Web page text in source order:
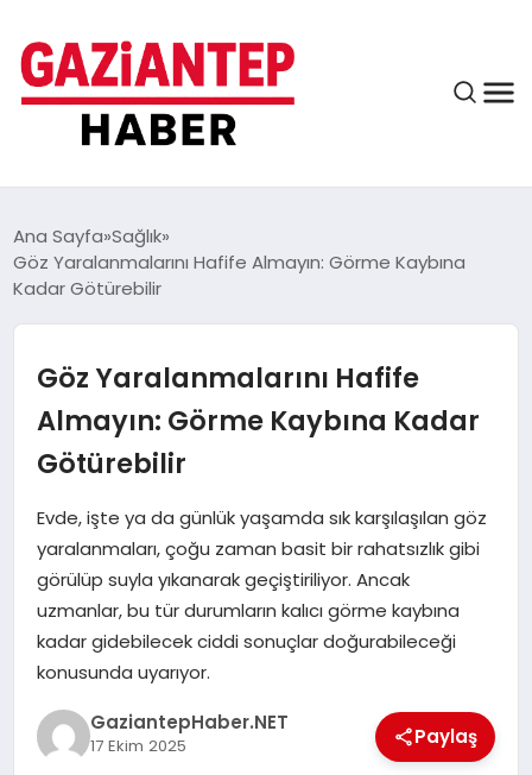
ASAYIŞ
EĞITIM
FINANS
MAGAZIN
SPOR
SIYASET
Ana Sayfa Sağlık
Göz Yaralanmalarını Hafife Almayın: Görme Kaybına
Kadar Götürebilir
Göz Yaralanmalarını Hafife
Almayın: Görme Kaybına Kadar
Götürebilir
Evde, işte ya da günlük yaşamda sık karşılaşılan göz
yaralanmaları, çoğu zaman basit bir rahatsızlık gibi
görülüp suyla yıkanarak geçiştiriliyor. Ancak
uzmanlar, bu tür durumların kalıcı görme kaybına
kadar gidebilecek ciddi sonuçlar doğurabileceği
konusunda uyarıyor.
GaziantepHaber.NET
17 Ekim 2025 Paylaş